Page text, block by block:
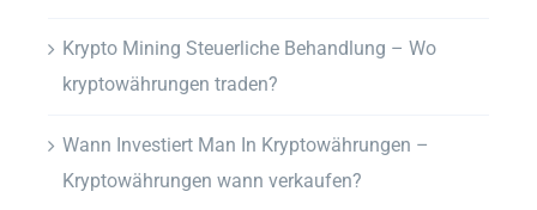
Krypto Mining Steuerliche Behandlung – Wo
kryptowährungen traden?
Wann Investiert Man In Kryptowährungen –
Kryptowährungen wann verkaufen?